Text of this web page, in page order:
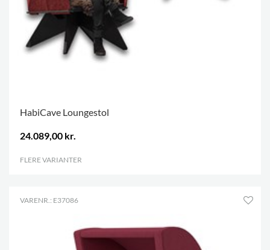
HabiCave Loungestol
24.089,00 kr.
FLERE VARIANTER
VARENR.: E37086